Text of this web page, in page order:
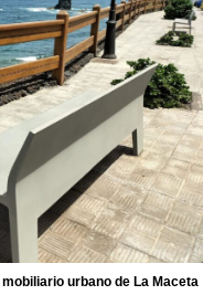
urbano de La Maceta